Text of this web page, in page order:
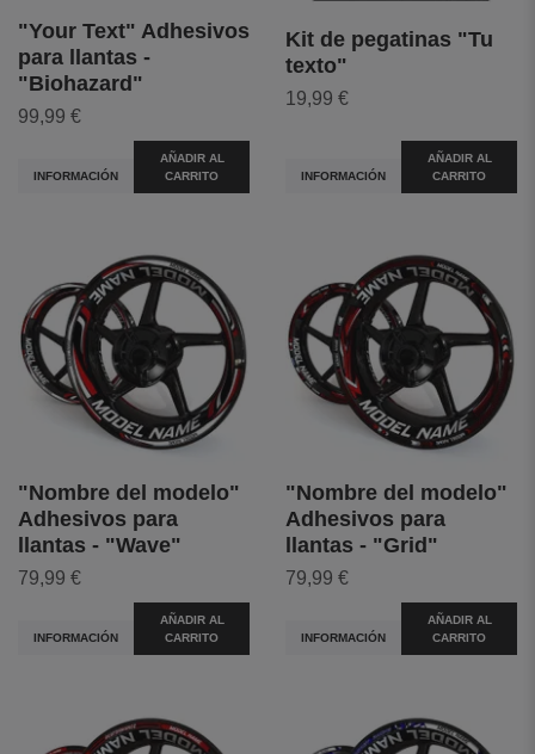
"Your Text" Adhesivos
para llantas -
"Biohazard"
99,99 €
INFORMACIÓN
AÑADIR AL
CARRITO
Kit de pegatinas "Tu
texto"
19,99 €
INFORMACIÓN
AÑADIR AL
CARRITO
"Nombre del modelo"
Adhesivos para
llantas - "Wave"
79,99 €
INFORMACIÓN
AÑADIR AL
CARRITO
"Nombre del modelo"
Adhesivos para
llantas - "Grid"
79,99 €
INFORMACIÓN
AÑADIR AL
CARRITO